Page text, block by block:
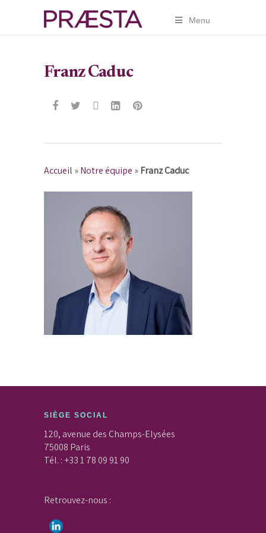
Menu
Franz Caduc
Accueil »Notre équipe »Franz Caduc
SIÈGE SOCIAL
120, avenue des Champs-Elysées
75008 Paris
Tél. : +33 1 78 09 91 90
Retrouvez-nous :